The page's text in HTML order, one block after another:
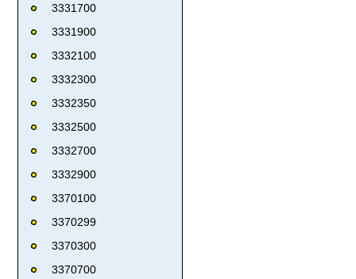
3331700
3331900
3332100
3332300
3332350
3332500
3332700
3332900
3370100
3370299
3370300
3370700